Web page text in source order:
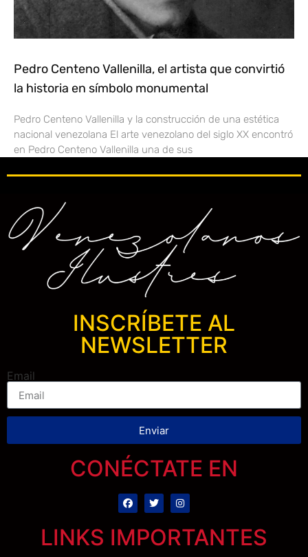
Pedro Centeno Vallenilla, el artista que convirtió
la historia en símbolo monumental
Pedro Centeno Vallenilla y la construcción de una estética
nacional venezolana El arte venezolano del siglo XX encontró
en Pedro Centeno Vallenilla una de sus
INSCRÍBETE AL
NEWSLETTER
Email
Enviar
CONÉCTATE EN
LINKS IMPORTANTES